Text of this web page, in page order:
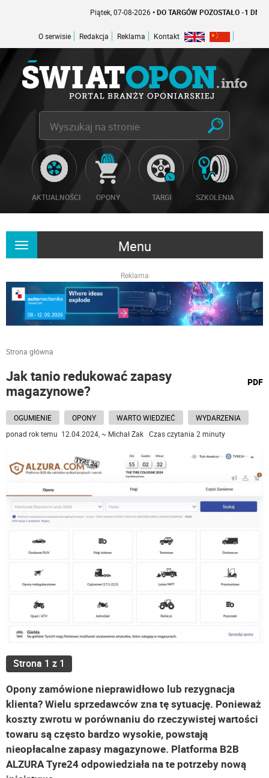
Piątek, 07-08-2026• DO TARGÓW POZOSTAŁO -1 DNI
O serwisie Redakcja Reklama Kontakt
AKTUALNOŚCI OPONY TARGI SZKOLENIA
Menu
Rozwiń
Reklama
Strona główna
Jak tanio redukować zapasy
magazynowe?
PDF
OGUMIENIE OPONY WARTO WIEDZIEĆ
WYDARZENIA
ponad rok temu 12.04.2024, ~ Michał Żak Czas czytania 2 minuty
Strona 1 z 1
Opony zamówione nieprawidłowo lub rezygnacja
klienta? Wielu sprzedawców zna tę sytuację. Ponieważ
koszty zwrotu w porównaniu do rzeczywistej wartości
towaru są często bardzo wysokie, powstają
nieopłacalne zapasy magazynowe. Platforma B2B
ALZURA Tyre24 odpowiedziała na te potrzeby nową